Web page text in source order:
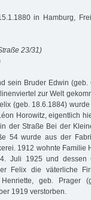
in Hamburg,
23/31)
sein Bruder Edwin
zur Welt
(geb. 18.6.1884)
Horowitz, eigentlich
der Straße Bei der
54 wurde aus der
1912 wohnte Familie
Juli 1925 und dessen
Felix die väterliche
geb. Prager
1919 verstorben.